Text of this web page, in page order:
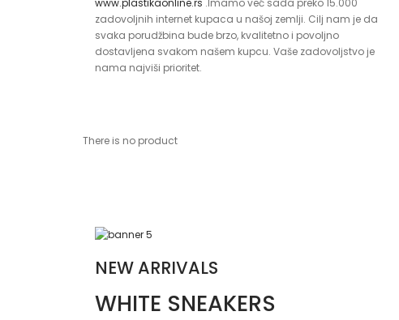
www.plastikaonline.rs .Imamo već sada preko 15.000
zadovoljnih internet kupaca u našoj zemlji. Cilj nam je da
svaka porudžbina bude brzo, kvalitetno i povoljno
dostavljena svakom našem kupcu. Vaše zadovoljstvo je
nama najviši prioritet.
There is no product
NEW ARRIVALS
WHITE SNEAKERS